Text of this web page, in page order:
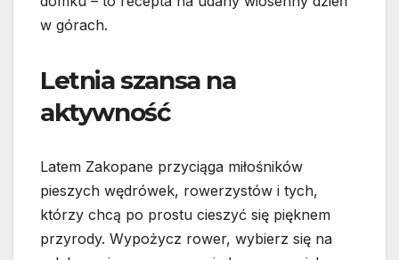
w górach.
Letnia szansa na
aktywność
Latem Zakopane przyciąga miłośników
pieszych wędrówek, rowerzystów i tych,
którzy chcą po prostu cieszyć się pięknem
przyrody. Wypożycz rower, wybierz się na